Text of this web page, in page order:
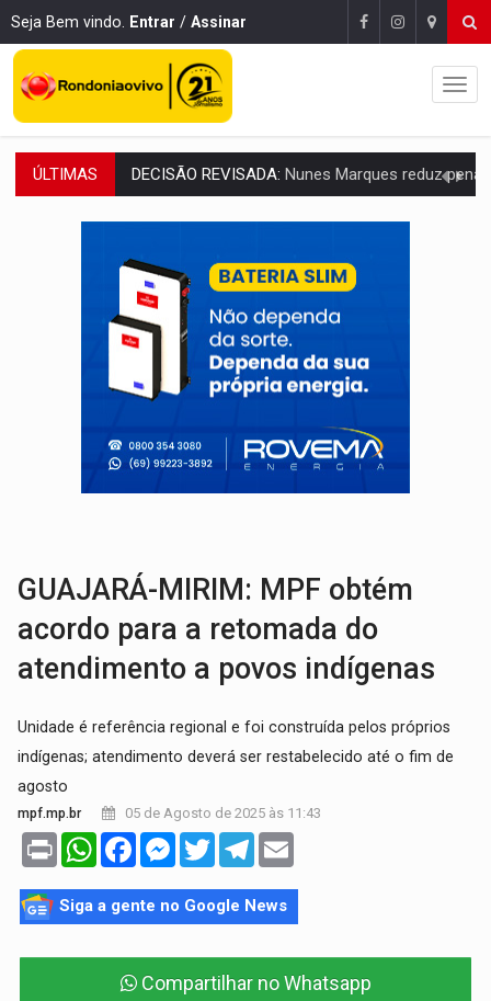
Seja Bem vindo. Entrar / Assinar
ÚLTIMAS CONEXÃO RONDONIAOVIVO:Museólogo Antônio Ocampo lança livro
ELEIÇÕES 2026:Patrimônio de candidata a deputada federal do PL salta R$ 1
VÍDEO: Quadrilha é flagrada com cerca de 200 porções
BAIRRO TEIXEIRÃO: MPF cobra regularização fundiária da
SUCESSO NA ABERTURA:2ª Feira Rondônia Empreendedora segue no Espaço
REESTRUTURAÇÃO:Secretário da Seinfra de Porto Velho pede
SAÚDE INDÍGENA:Pirahã terão consultas e exames especializados durante
DECISÃO REVISADA:
GUAJARÁ-MIRIM: MPF obtém
acordo para a retomada do
atendimento a povos indígenas
Unidade é referência regional e foi construída pelos próprios
indígenas; atendimento deverá ser restabelecido até o fim de
agosto
mpf.mp.br 05 de Agosto de 2025 às 11:43
Print WhatsAppFacebookMessenger
TwitterTelegram
Siga a gente no Google News
Compartilhar no Whatsapp